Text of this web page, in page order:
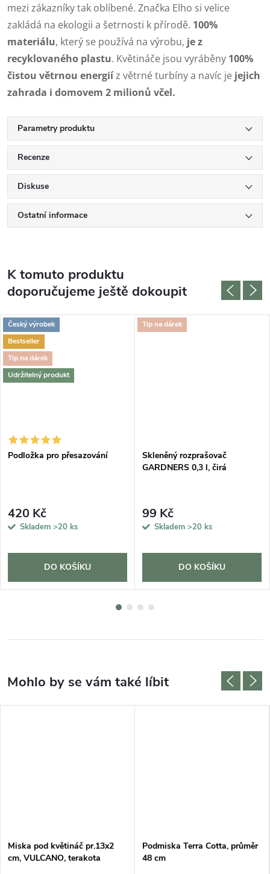
mezi zákazníky tak oblíbené. Značka Elho si velice
zakládá na ekologii a šetrnosti k přírodě. 100%
materiálu, který se používá na výrobu, je z
recyklovaného plastu. Květináče jsou vyráběny 100%
čistou větrnou energiíz větrné turbíny a navíc je jejich
zahrada i domovem 2 milionů včel.
Parametry produktu
Recenze
Diskuse
Ostatní informace
K tomuto produktu
doporučujeme ještě dokoupit
Český výrobek
Bestseller
Tip na dárek
Udržitelný produkt
Podložka pro přesazování
420 Kč
Skladem >20 ks
DO KOŠÍKU
Tip na dárek
Skleněný rozprašovač
GARDNERS 0,3 l, čirá
99 Kč
Skladem >20 ks
DO KOŠÍKU
Miska pod květináč pr.13x2
cm, VULCANO, terakota
Podmiska Terra Cotta, průměr
48 cm